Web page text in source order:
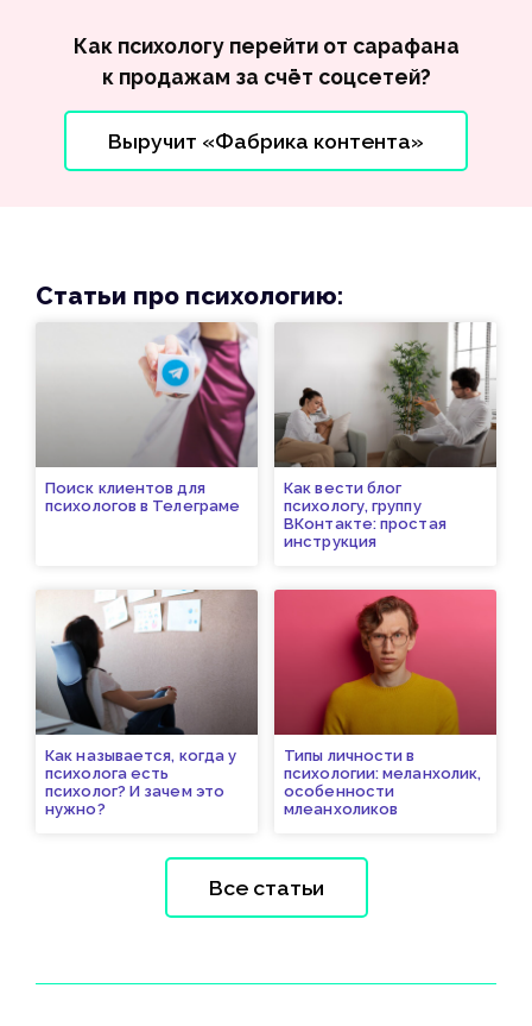
Как психологу перейти от сарафана
к продажам за счёт соцсетей?
Выручит «Фабрика контента»
Статьи про психологию:
Поиск клиентов для
психологов в Телеграме
Как вести блог
психологу, группу
ВКонтакте: простая
инструкция
Как называется, когда у
психолога есть
психолог? И зачем это
нужно?
Типы личности в
психологии: меланхолик,
особенности
млеанхоликов
Все статьи